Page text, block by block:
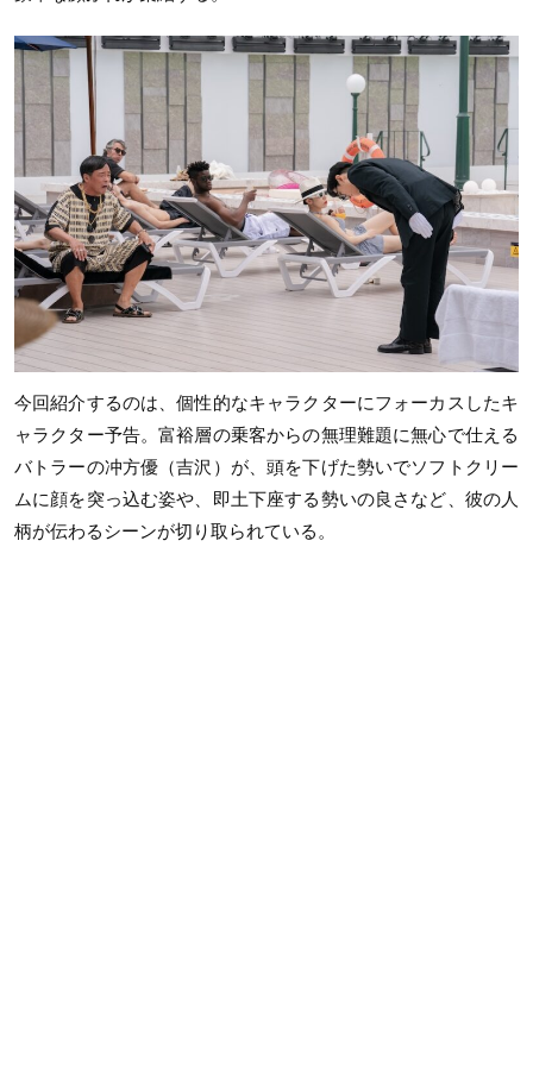
今回紹介するのは、個性的なキャラクターにフォーカスしたキ
ャラクター予告。富裕層の乗客からの無理難題に無心で仕える
バトラーの冲方優（吉沢）が、頭を下げた勢いでソフトクリー
ムに顔を突っ込む姿や、即土下座する勢いの良さなど、彼の人
柄が伝わるシーンが切り取られている。